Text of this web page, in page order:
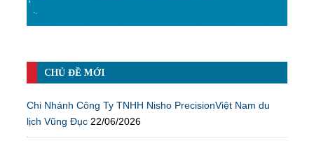
CHỦ ĐỀ MỚI
Chi Nhánh Công Ty TNHH Nisho PrecisionViệt Nam du
lịch Vũng Đục 22/06/2026